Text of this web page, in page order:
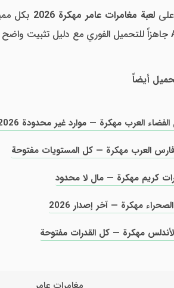
لعبة مغامرات عامر مهكرة 2026 بكل
أيضاً
العرب مهكرة — موارد غير محدودة 2026
العرب مهكرة — كل المستويات مفتوحة
كريم مهكرة — مال لا محدود
مهكرة — آخر إصدار 2026
مهكرة — كل القدرات مفتوحة